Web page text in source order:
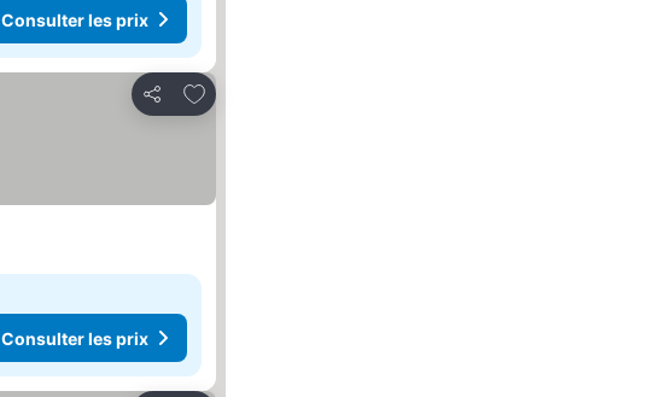
Consulter les prix
Partager
Ajouter à mes favoris
Consulter les prix